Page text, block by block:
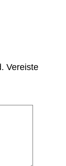
Vereiste